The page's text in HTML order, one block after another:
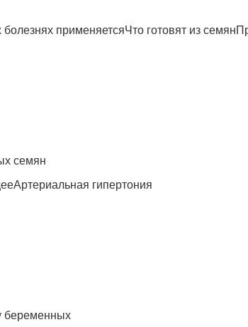
применяетсяЧто готовят из
семян
гипертония
беременных